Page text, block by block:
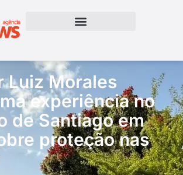
Luiz Morales
experiência no
de Santiago em
proteção nas